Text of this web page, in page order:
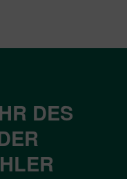
DES